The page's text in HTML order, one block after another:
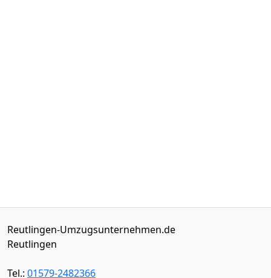
Reutlingen-Umzugsunternehmen.de
Reutlingen
Tel.: 01579-2482366